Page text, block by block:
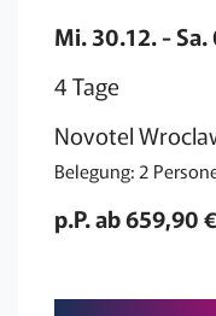
Mi. 30.12. -
4 Tage
Novotel
Belegung: 2
p.P. ab 659,90 €